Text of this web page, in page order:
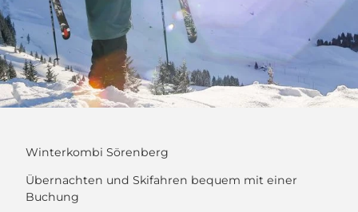
Winterkombi Sörenberg
Übernachten und Skifahren bequem mit einer
Buchung